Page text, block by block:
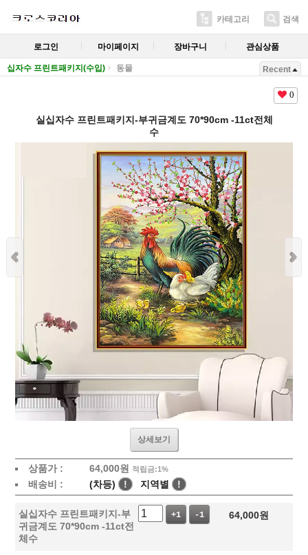
카테고리 검색
로그인 마이페이지 장바구니 관심상품
십자수 프린트패키지(수입) 동물 Recent
0
실십자수 프린트패키지-부귀금계도 70*90cm -11ct전체
수
상세보기
상품가 : 64,000원 적립금:1%
배송비 : (차등) ! 지역별 !
실십자수 프린트패키지-부
귀금계도 70*90cm -11ct전
체수
+1 -1 64,000원